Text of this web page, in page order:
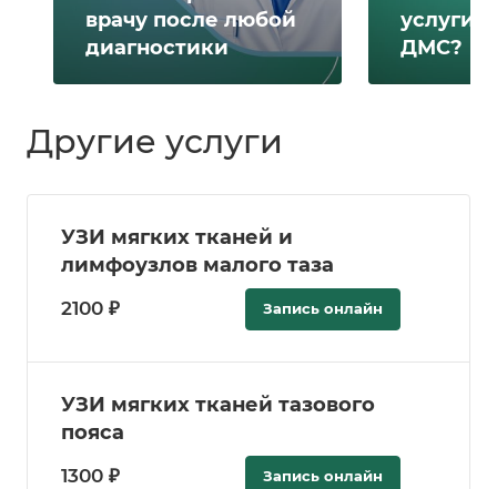
врачу после любой
диагностики
услуги
ДМС?
Другие услуги
УЗИ мягких тканей и
лимфоузлов малого таза
2100 ₽ Запись онлайн
УЗИ мягких тканей тазового
пояса
1300 ₽ Запись онлайн